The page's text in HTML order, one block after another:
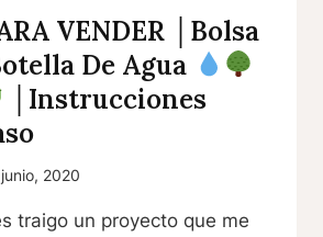
VENDER │Bolsa
De Agua
│Instrucciones
2020
traigo un proyecto que me